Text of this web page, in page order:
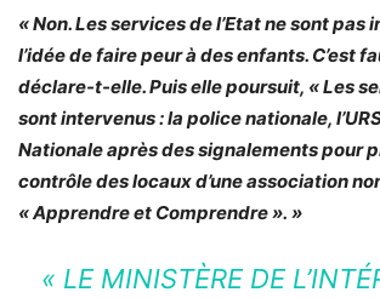
« Non. Les services de l’Etat ne sont pas
l’idée de faire peur à des enfants. C’est
déclare-t-elle. Puis elle poursuit, « Les
sont intervenus : la police nationale,
Nationale après des signalements pour
contrôle des locaux d’une association
« Apprendre et Comprendre ». »
« LE MINISTÈRE DE